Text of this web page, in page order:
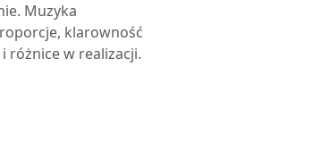
Muzyka
klarowność
różnice w realizacji.